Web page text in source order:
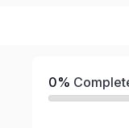
0%